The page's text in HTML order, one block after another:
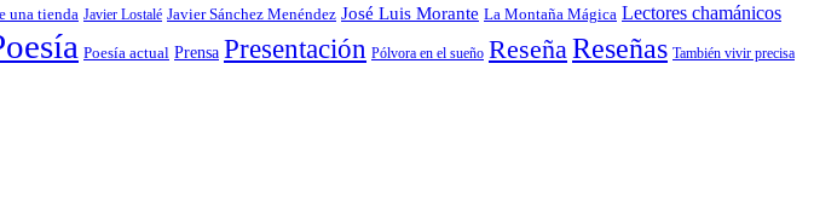
una tienda Javier Lostalé Javier Sánchez Menéndez José Luis Morante La Montaña Mágica Lectores chamánicos
Poesía actual Prensa Presentación Pólvora en el sueño Reseña Reseñas También vivir precisa